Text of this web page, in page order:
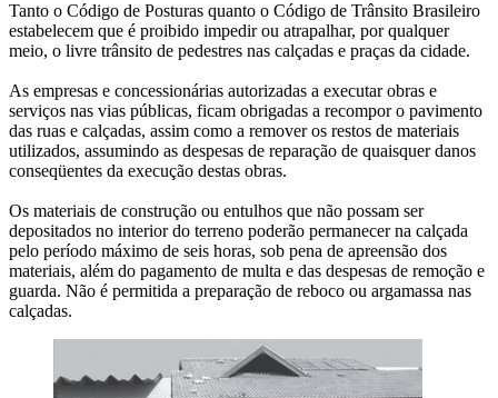
Tanto o Código de Posturas quanto o Código de Trânsito Brasileiro
estabelecem que é proibido impedir ou atrapalhar, por qualquer
meio, o livre trânsito de pedestres nas calçadas e praças da cidade.
As empresas e concessionárias autorizadas a executar obras e
serviços nas vias públicas, ficam obrigadas a recompor o pavimento
das ruas e calçadas, assim como a remover os restos de materiais
utilizados, assumindo as despesas de reparação de quaisquer danos
conseqüentes da execução destas obras.
Os materiais de construção ou entulhos que não possam ser
depositados no interior do terreno poderão permanecer na calçada
pelo período máximo de seis horas, sob pena de apreensão dos
materiais, além do pagamento de multa e das despesas de remoção e
guarda. Não é permitida a preparação de reboco ou argamassa nas
calçadas.